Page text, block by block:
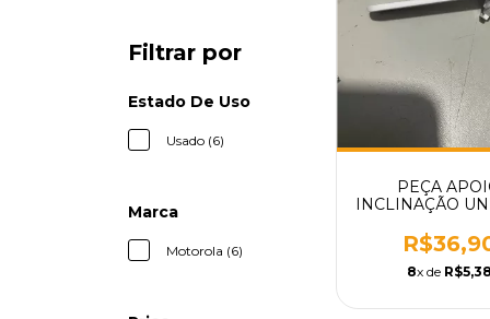
Filtrar por
Estado De Uso
Usado (6)
Marca
Motorola (6)
PEÇA
INCLINAÇÃO
ELETRÔNICA
VM75PU
MOTOROLA
8x de R$5,38